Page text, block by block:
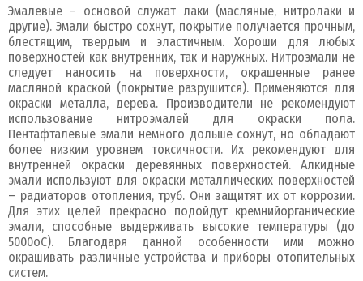
Эмалевые – основой служат лаки (масляные, нитролаки и
другие). Эмали быстро сохнут, покрытие получается прочным,
блестящим, твердым и эластичным. Хороши для любых
поверхностей как внутренних, так и наружных. Нитроэмали не
следует наносить на поверхности, окрашенные ранее
масляной краской (покрытие разрушится). Применяются для
окраски металла, дерева. Производители не рекомендуют
использование нитроэмалей для окраски пола.
Пентафталевые эмали немного дольше сохнут, но обладают
более низким уровнем токсичности. Их рекомендуют для
внутренней окраски деревянных поверхностей. Алкидные
эмали используют для окраски металлических поверхностей
– радиаторов отопления, труб. Они защитят их от коррозии.
Для этих целей прекрасно подойдут кремнийорганические
эмали, способные выдерживать высокие температуры (до
5000оС). Благодаря данной особенности ими можно
окрашивать различные устройства и приборы отопительных
систем.